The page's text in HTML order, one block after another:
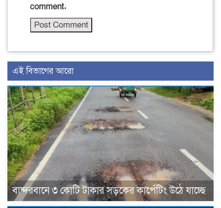
comment.
এই বিভাগের আরো
বান্দরবানে ৩ কোটি টাকার সড়কের কার্পেটিং উঠে যাচ্ছে